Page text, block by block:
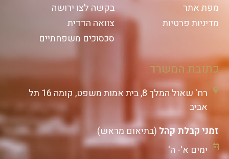
מפת אתר
מדיניות פרטיות
בקשה לצו ירושה
צוואה הדדית
סכסוכים משפחתיים
כתובת המשרד
רח' שאול המלך 8, בית אמות משפט, קומה 16 תל
אביב
זמני קבלת קהל (בתיאום מראש)
ימים א'- ה'